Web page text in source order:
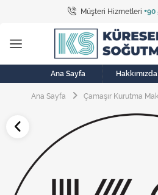
Müşteri Hizmetleri +90
Tüm
Bulaşık
Buzdolabı
Çamaşır
Elektrikli
Ana Sayfa Hakkımızda
Ana Sayfa Çamaşır Kurutma